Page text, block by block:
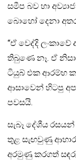
සමීප බව හා
බොහෝ දෙනා
“ඒ වෙද්දි
තිබුණෙ නෑ. ඒ නිසා
ටියුබ් එක ආරම්භ
ආසාවෙන් හිටපු
පවසයි.
සැබෑ දේශීය
තුළ සැඟවුණු
අරමුණු කරගත්